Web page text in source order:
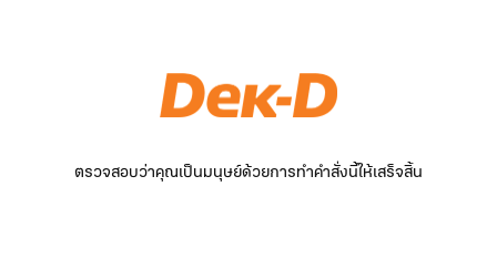
ตรวจสอบว่าคุณเป็นมนุษย์ด้วยการทำคำสั่งนี้ให้เสร็จสิ้น